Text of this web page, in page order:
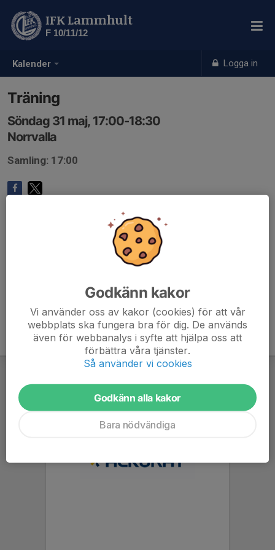
Kalender Logga in
IFK Lammhult
F 10/11/12
Träning
Söndag 31 maj, 17:00-18:30
Norrvalla
Samling: 17:00
Godkänn kakor
Vi använder oss av kakor (cookies) för att vår
webbplats ska fungera bra för dig. De används
även för webbanalys i syfte att hjälpa oss att
förbättra våra tjänster.
Så använder vi cookies
Godkänn alla kakor
Bara nödvändiga